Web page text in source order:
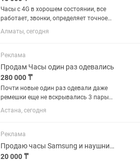
Часы с 4G в хорошем состоянии, все
работает, звонки, определяет точное
местоположение ребенка
Алматы, сегодня
Реклама
Продам Часы один раз одевались
280 000 ₸
Почти новые один раз одевали даже
ремешки еще не вскрывались 3 пары
ремешков цена на каспи 329.000
Астана, сегодня
Реклама
Продаю часы Samsung и наушники buds 2
20 000 ₸